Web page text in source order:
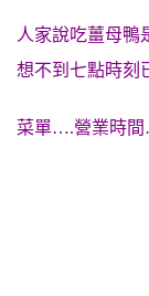
人家說吃薑母鴨
想不到七點時刻
菜單….營業時